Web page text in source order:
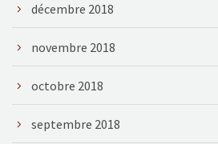
décembre 2018
novembre 2018
octobre 2018
septembre 2018